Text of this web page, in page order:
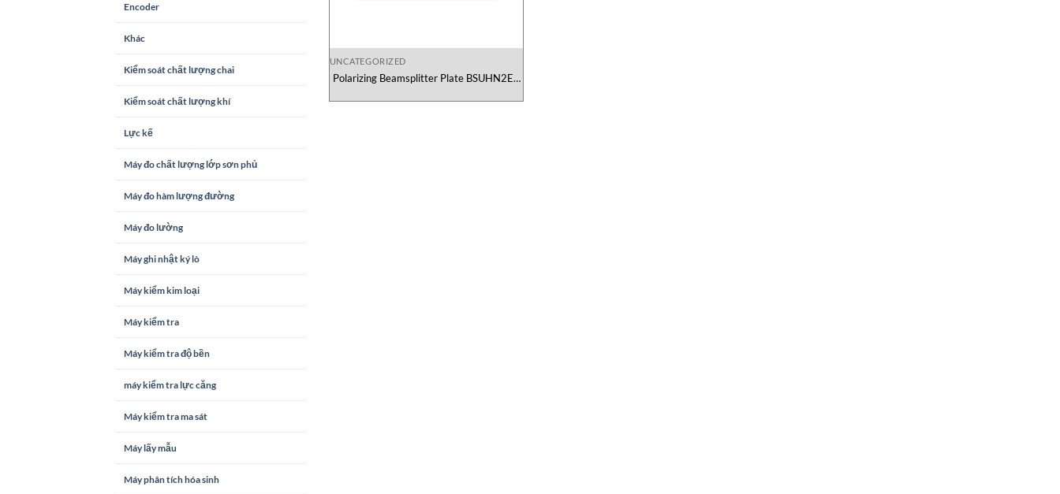
Encoder
Khác
Kiểm soát chất lượng chai
Kiểm soát chất lượng khí
Lực kế
Máy đo chất lượng lớp sơn phủ
Máy đo hàm lượng đường
Máy đo lường
Máy ghi nhật ký lò
Máy kiểm kim loại
Máy kiểm tra
Máy kiểm tra độ bền
máy kiểm tra lực căng
Máy kiểm tra ma sát
Máy lấy mẫu
Máy phân tích hóa sinh
UNCATEGORIZED
Polarizing Beamsplitter Plate BSUHN2E1